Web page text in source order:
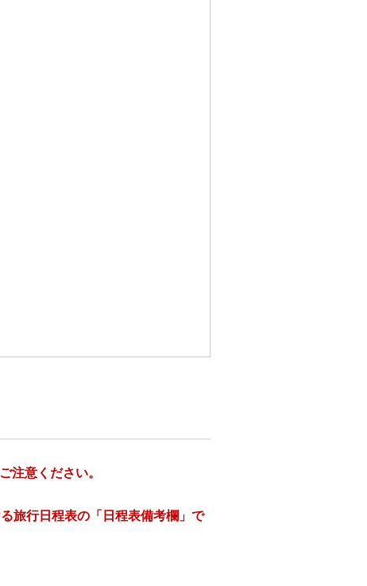
注意ください。
旅行日程表の「日程表備考欄」で